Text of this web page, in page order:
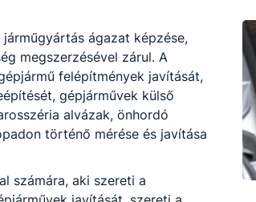
ágazat képzése,
megszerzésével zárul. A
felépítmények javítását,
gépjárművek külső
alvázak, önhordó
történő mérése és javítása
számára, aki szereti a